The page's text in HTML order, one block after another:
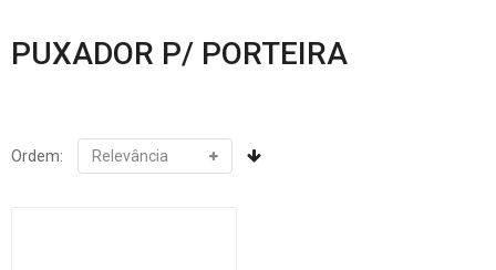
PUXADOR P/ PORTEIRA
Ordem: